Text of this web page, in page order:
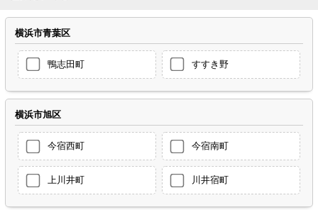
横浜市青葉区
鴨志田町 すすき野
横浜市旭区
今宿西町 今宿南町
上川井町 川井宿町